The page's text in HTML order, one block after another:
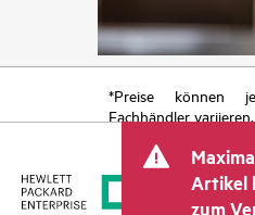
*Preise können
Fachhändler variieren.
Artikel
zum